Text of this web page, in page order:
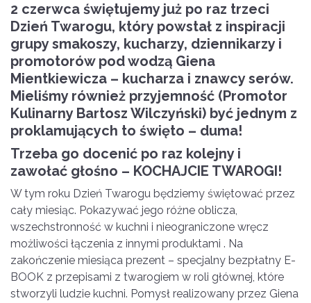
2 czerwca świętujemy już po raz trzeci
Dzień Twarogu, który powstał z inspiracji
grupy smakoszy, kucharzy, dziennikarzy i
promotorów pod wodzą Giena
Mientkiewicza – kucharza i znawcy serów.
Mieliśmy również przyjemność (Promotor
Kulinarny Bartosz Wilczyński) być jednym z
proklamujących to święto – duma!
Trzeba go docenić po raz kolejny i
zawołać głośno – KOCHAJCIE TWAROGI!
W tym roku Dzień Twarogu będziemy świętować przez
cały miesiąc. Pokazywać jego różne oblicza,
wszechstronność w kuchni i nieograniczone wręcz
możliwości łączenia z innymi produktami . Na
zakończenie miesiąca prezent – specjalny bezpłatny E-
BOOK z przepisami z twarogiem w roli głównej, które
stworzyli ludzie kuchni. Pomysł realizowany przez Giena